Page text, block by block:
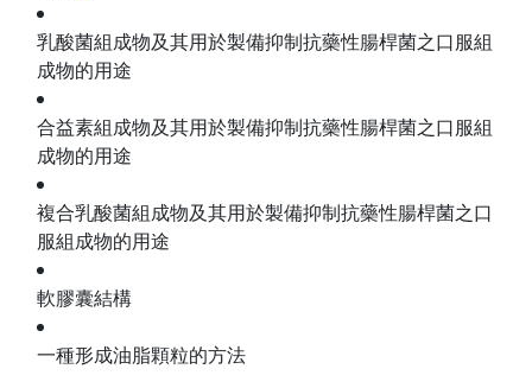
乳酸菌組成物及其用於製備抑制抗藥性腸桿菌之口服組
成物的用途
合益素組成物及其用於製備抑制抗藥性腸桿菌之口服組
成物的用途
複合乳酸菌組成物及其用於製備抑制抗藥性腸桿菌之口
服組成物的用途
軟膠囊結構
一種形成油脂顆粒的方法